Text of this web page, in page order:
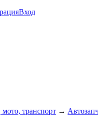
Вход
транспорт →